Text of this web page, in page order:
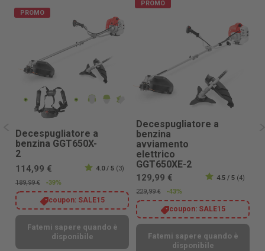
PROMO
Decespugliatore a
benzina GGT650X-
2
114,99 €
189,99 € -39%
4.0 / 5 (3)
coupon: SALE15
Fatemi sapere quando è
disponibile
PROMO
Decespugliatore a
benzina
avviamento
elettrico
GGT650XE-2
129,99 €
229,99 € -43%
4.5 / 5 (4)
coupon: SALE15
Fatemi sapere quando è
disponibile